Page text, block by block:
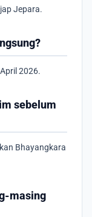
Jepara.
2026.
sebelum
Bhayangkara
masing